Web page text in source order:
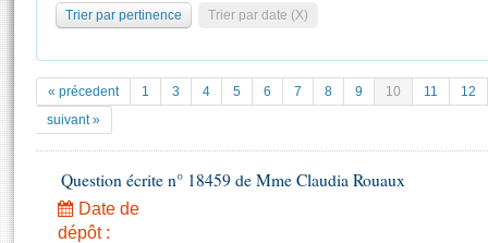
Documents parlementaires
Projets de loi
Textes adoptés
Transparence et déontologie
Histoire
Juniors
Anciennes législatures
Les archives
Contacts et plan d'accès
Trier par pertinence Trier par date (X)
« précedent 1 3 4 5 6 7 8 9 10 11
12
suivant »
Question écrite n° 18459 de Mme Claudia Rouaux
Date de
dépôt :